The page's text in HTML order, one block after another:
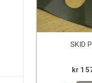
SKID
kr 1